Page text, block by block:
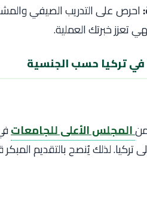
احرص على التدريب الصيفي
تعزز خبرتك العملية.
في تركيا حسب الجنسية
المجلس الأعلى للجامعات
لذلك يُنصح بالتقديم